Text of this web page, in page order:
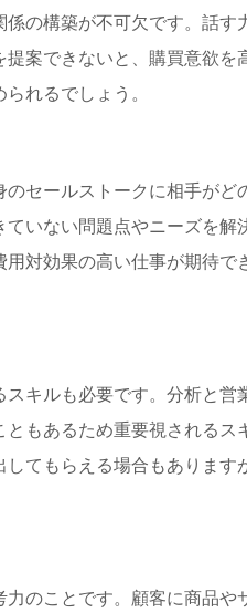
の構築が不可欠です。話す
案できないと、購買意欲を
れるでしょう。
セールストークに相手がど
いない問題点やニーズを解
対効果の高い仕事が期待で
キルも必要です。分析と営
もあるため重要視されるス
てもらえる場合もあります
のことです。顧客に商品や